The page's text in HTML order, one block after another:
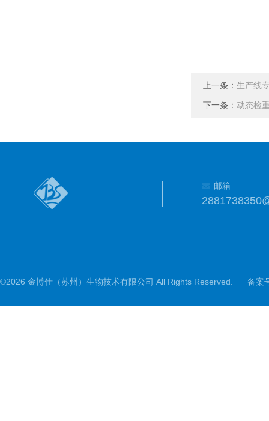
上一条： 生产线
下一条： 动态检
邮箱
©2026 金博仕（苏州）生物技术有限公司 All Rights Reserved. 备案